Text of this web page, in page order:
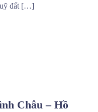
đất […]
Châu – Hồ